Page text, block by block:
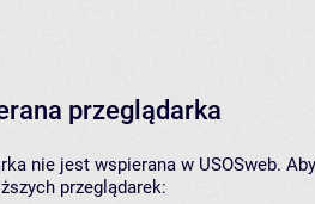
przeglądarka
nie jest wspierana w USOSweb.
przeglądarek: